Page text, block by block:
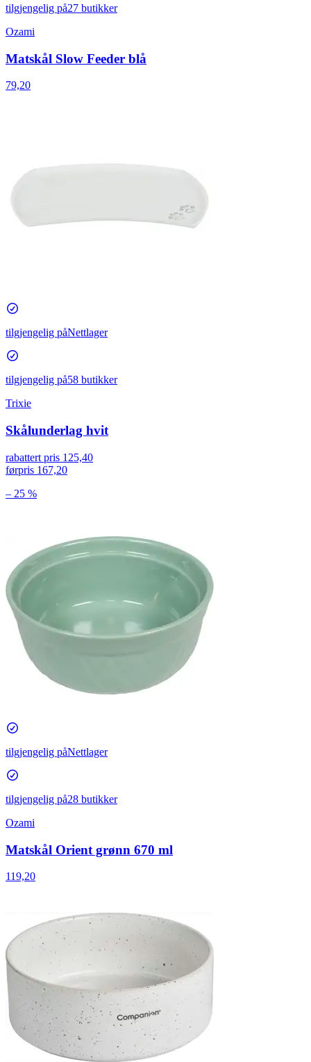
tilgjengelig på27 butikker
Ozami
Matskål Slow Feeder blå
79,20
tilgjengelig påNettlager
tilgjengelig på58 butikker
Trixie
Skålunderlag hvit
rabattert pris 125,40
førpris 167,20
– 25 %
tilgjengelig påNettlager
tilgjengelig på28 butikker
Ozami
Matskål Orient grønn 670 ml
119,20